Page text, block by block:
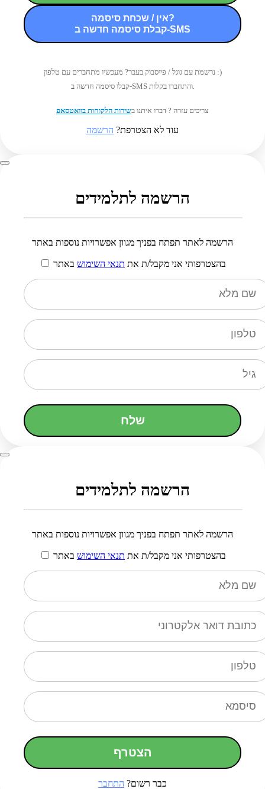
אין / שכחת סיסמה?
קבלת סיסמה חדשה ב-SMS
נרשמת עם גוגל / פייסבוק בעבר? מעכשיו מתחברים עם טלפון :)
קבלו סיסמה חדשה ב-SMS והתחברו בקלות.
צריכים עזרה ? דברו איתנו בשירות הלקוחות בוואטסאפ
עוד לא הצטרפת? הרשמה
הרשמה לתלמידים
הרשמה לאתר תפתח בפניך מגוון אפשרויות נוספות באתר
בהצטרפותי אני מקבל/ת את תנאי השימוש באתר
שלח
הרשמה לתלמידים
הרשמה לאתר תפתח בפניך מגוון אפשרויות נוספות באתר
בהצטרפותי אני מקבל/ת את תנאי השימוש באתר
הצטרף
כבר רשום? התחבר